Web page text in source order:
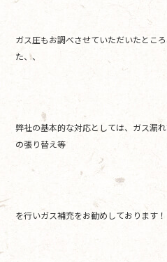
ガス圧もお調べさせていただいたとこ
た、、
弊社の基本的な対応としては、ガス漏
の張り替え等
を行いガス補充をお勧めしております！